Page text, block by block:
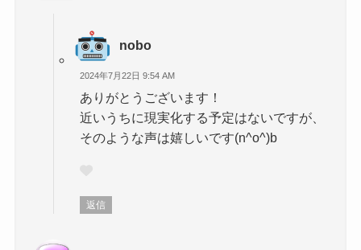
nobo
2024年7月22日 9:54 AM
ありがとうございます！
近いうちに現実化する予定はないですが、
そのような声は嬉しいです(n^o^)b
返信